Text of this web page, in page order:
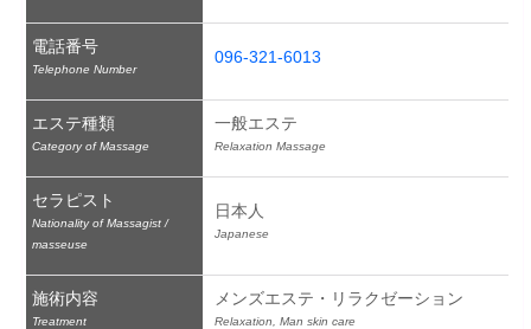
電話番号
Telephone Number
096-321-6013
エステ種類
Category of Massage
一般エステ
Relaxation Massage
セラピスト
Nationality of Massagist /
masseuse
日本人
Japanese
施術内容
Treatment
メンズエステ・リラクゼーション
Relaxation, Man skin care